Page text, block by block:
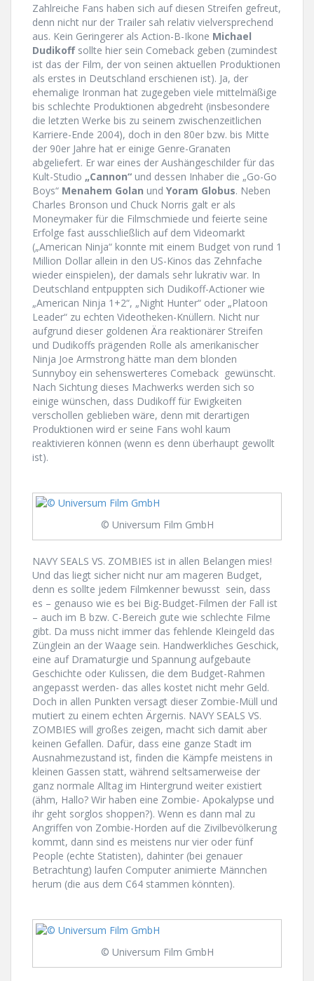
Zahlreiche Fans haben sich auf diesen Streifen gefreut,
denn nicht nur der Trailer sah relativ vielversprechend
aus. Kein Geringerer als Action-B-Ikone Michael
Dudikoffsollte hier sein Comeback geben (zumindest
ist das der Film, der von seinen aktuellen Produktionen
als erstes in Deutschland erschienen ist). Ja, der
ehemalige Ironman hat zugegeben viele mittelmäßige
bis schlechte Produktionen abgedreht (insbesondere
die letzten Werke bis zu seinem zwischenzeitlichen
Karriere-Ende 2004), doch in den 80er bzw. bis Mitte
der 90er Jahre hat er einige Genre-Granaten
abgeliefert. Er war eines der Aushängeschilder für das
Kult-Studio „Cannon“ und dessen Inhaber die „Go-Go
Boys“ Menahem Golan und Yoram Globus. Neben
Charles Bronson und Chuck Norris galt er als
Moneymaker für die Filmschmiede und feierte seine
Erfolge fast ausschließlich auf dem Videomarkt
(„American Ninja“ konnte mit einem Budget von rund 1
Million Dollar allein in den US-Kinos das Zehnfache
wieder einspielen), der damals sehr lukrativ war. In
Deutschland entpuppten sich Dudikoff-Actioner wie
„American Ninja 1+2“, „Night Hunter“ oder „Platoon
Leader“ zu echten Videotheken-Knüllern. Nicht nur
aufgrund dieser goldenen Ära reaktionärer Streifen
und Dudikoffs prägenden Rolle als amerikanischer
Ninja Joe Armstrong hätte man dem blonden
Sunnyboy ein sehenswerteres Comeback gewünscht.
Nach Sichtung dieses Machwerks werden sich so
einige wünschen, dass Dudikoff für Ewigkeiten
verschollen geblieben wäre, denn mit derartigen
Produktionen wird er seine Fans wohl kaum
reaktivieren können (wenn es denn überhaupt gewollt
ist).
© Universum Film GmbH
NAVY SEALS VS. ZOMBIES ist in allen Belangen mies!
Und das liegt sicher nicht nur am mageren Budget,
denn es sollte jedem Filmkenner bewusst sein, dass
es – genauso wie es bei Big-Budget-Filmen der Fall ist
– auch im B bzw. C-Bereich gute wie schlechte Filme
gibt. Da muss nicht immer das fehlende Kleingeld das
Zünglein an der Waage sein. Handwerkliches Geschick,
eine auf Dramaturgie und Spannung aufgebaute
Geschichte oder Kulissen, die dem Budget-Rahmen
angepasst werden- das alles kostet nicht mehr Geld.
Doch in allen Punkten versagt dieser Zombie-Müll und
mutiert zu einem echten Ärgernis. NAVY SEALS VS.
ZOMBIES will großes zeigen, macht sich damit aber
keinen Gefallen. Dafür, dass eine ganze Stadt im
Ausnahmezustand ist, finden die Kämpfe meistens in
kleinen Gassen statt, während seltsamerweise der
ganz normale Alltag im Hintergrund weiter existiert
(ähm, Hallo? Wir haben eine Zombie- Apokalypse und
ihr geht sorglos shoppen?). Wenn es dann mal zu
Angriffen von Zombie-Horden auf die Zivilbevölkerung
kommt, dann sind es meistens nur vier oder fünf
People (echte Statisten), dahinter (bei genauer
Betrachtung) laufen Computer animierte Männchen
herum (die aus dem C64 stammen könnten).
© Universum Film GmbH